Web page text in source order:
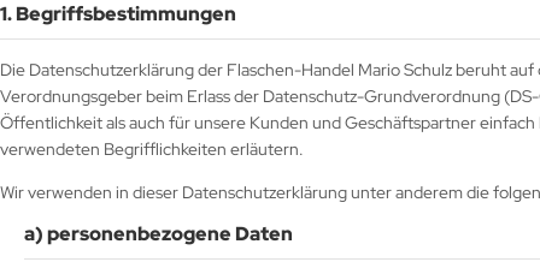
1. Begriffsbestimmungen
Die Datenschutzerklärung der Flaschen-Handel Mario Schulz beruht
Verordnungsgeber beim Erlass der Datenschutz-Grundverordnung
Öffentlichkeit als auch für unsere Kunden und Geschäftspartner
verwendeten Begrifflichkeiten erläutern.
Wir verwenden in dieser Datenschutzerklärung unter anderem die
a) personenbezogene Daten